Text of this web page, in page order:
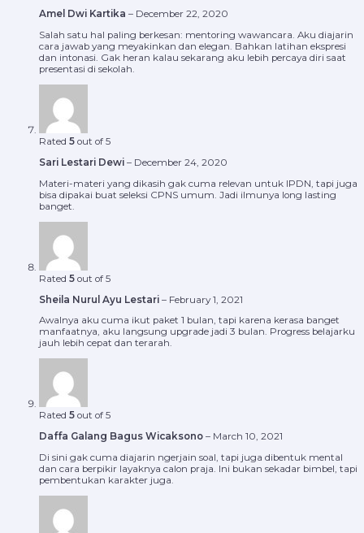
Amel Dwi Kartika – December 22, 2020
Salah satu hal paling berkesan: mentoring wawancara. Aku diajarin
cara jawab yang meyakinkan dan elegan. Bahkan latihan ekspresi
dan intonasi. Gak heran kalau sekarang aku lebih percaya diri saat
presentasi di sekolah.
Rated 5 out of 5
Sari Lestari Dewi – December 24, 2020
Materi-materi yang dikasih gak cuma relevan untuk IPDN, tapi juga
bisa dipakai buat seleksi CPNS umum. Jadi ilmunya long lasting
banget.
Rated 5 out of 5
Sheila Nurul Ayu Lestari – February 1, 2021
Awalnya aku cuma ikut paket 1 bulan, tapi karena kerasa banget
manfaatnya, aku langsung upgrade jadi 3 bulan. Progress belajarku
jauh lebih cepat dan terarah.
Rated 5 out of 5
Daffa Galang Bagus Wicaksono – March 10, 2021
Di sini gak cuma diajarin ngerjain soal, tapi juga dibentuk mental
dan cara berpikir layaknya calon praja. Ini bukan sekadar bimbel, tapi
pembentukan karakter juga.